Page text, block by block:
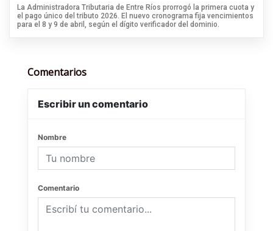
La Administradora Tributaria de Entre Ríos prorrogó la primera cuota y
el pago único del tributo 2026. El nuevo cronograma fija vencimientos
para el 8 y 9 de abril, según el dígito verificador del dominio.
Comentarios
Escribir un comentario
Nombre
Comentario